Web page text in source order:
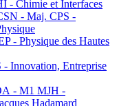
- Chimie et Interfaces
- Maj. CPS -
- Physique des Hautes
Innovation, Entreprise
- M1 MJH -
Hadamard